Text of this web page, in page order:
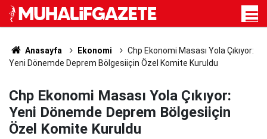
Anasayfa Ekonomi
Chp Ekonomi Masası Yola Çıkıyor:
Yeni Dönemde Deprem Bölgesiiçin Özel Komite Kuruldu
Chp Ekonomi Masası Yola Çıkıyor:
Yeni Dönemde Deprem Bölgesiiçin
Özel Komite Kuruldu